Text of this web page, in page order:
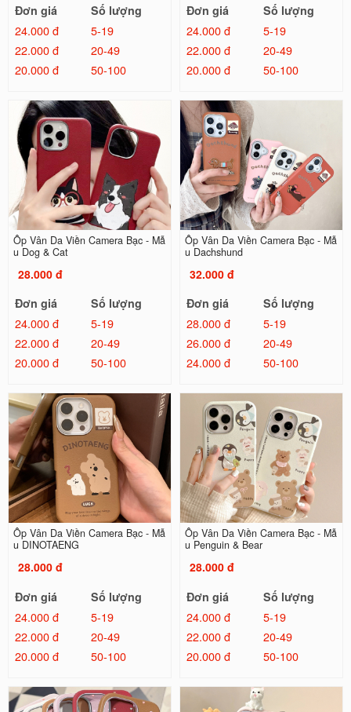
Đơn giá
Số lượng
24.000 đ
5-19
22.000 đ
20-49
20.000 đ
50-100
Đơn giá
Số lượng
24.000 đ
5-19
22.000 đ
20-49
20.000 đ
50-100
Ốp Vân Da Viền Camera Bạc - Mẫ
u Dog & Cat
28.000 đ
Đơn giá
Số lượng
24.000 đ
5-19
22.000 đ
20-49
20.000 đ
50-100
Ốp Vân Da Viền Camera Bạc - Mẫ
u Dachshund
32.000 đ
Đơn giá
Số lượng
28.000 đ
5-19
26.000 đ
20-49
24.000 đ
50-100
Ốp Vân Da Viền Camera Bạc - Mẫ
u DINOTAENG
28.000 đ
Đơn giá
Số lượng
24.000 đ
5-19
22.000 đ
20-49
20.000 đ
50-100
Ốp Vân Da Viền Camera Bạc - Mẫ
u Penguin & Bear
28.000 đ
Đơn giá
Số lượng
24.000 đ
5-19
22.000 đ
20-49
20.000 đ
50-100